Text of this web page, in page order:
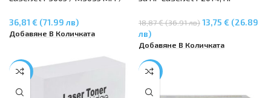
36,81 € (71.99 лв)
Добавяне В Количката
M2727 mfp, HP Laserjet 1320, LJ
1320N, LJ 1320TN
18,87 € (36.91 лв)13,75 € (26.89
лв)
Добавяне В Количката
-35% -25%